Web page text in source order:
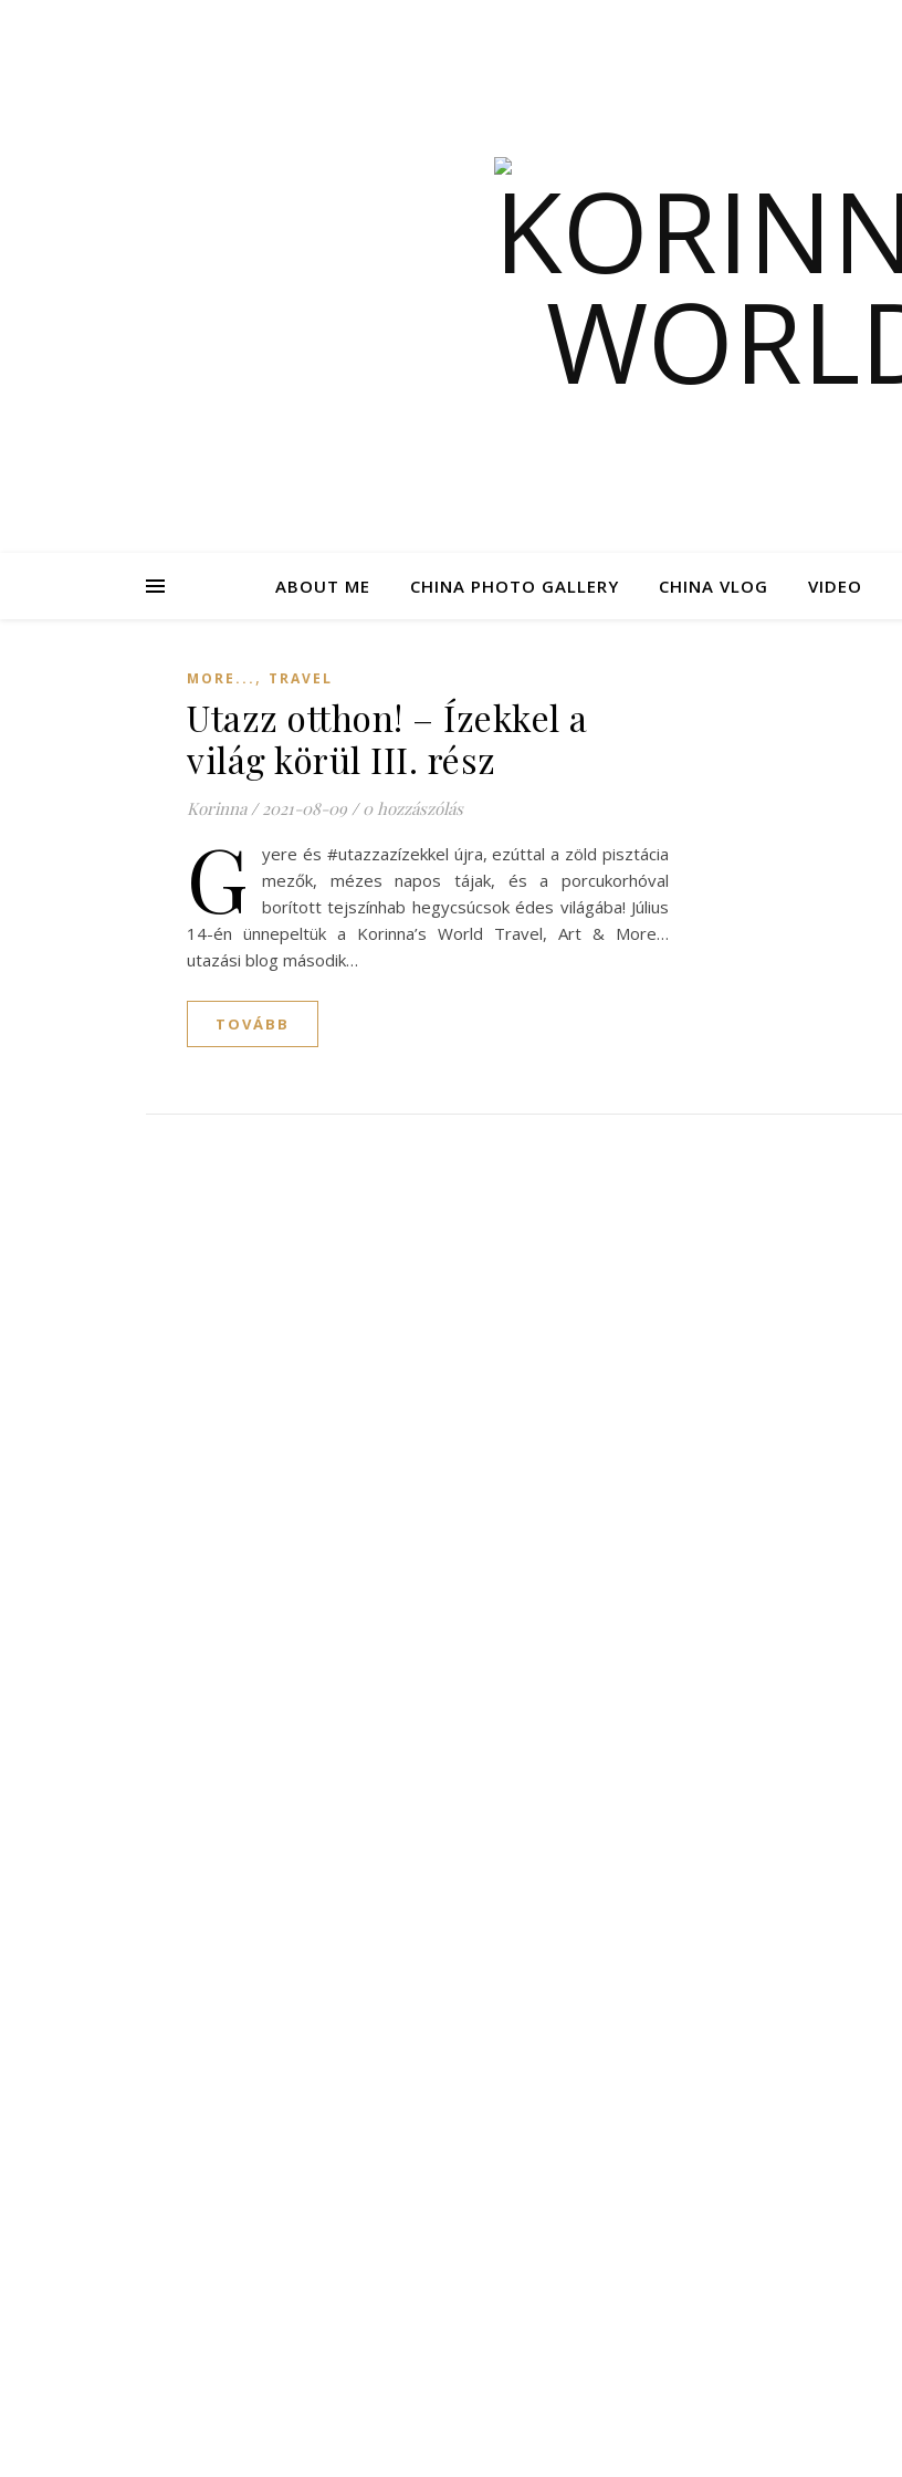
ABOUT ME CHINA PHOTO GALLERY CHINA VLOG VIDEO
MORE... , TRAVEL
Utazz otthon! – Ízekkel a
világ körül III. rész
Korinna / 2021-08-09 / 0 hozzászólás
G
yere és #utazzazízekkel újra, ezúttal a zöld pisztácia
mezők, mézes napos tájak, és a porcukorhóval
borított tejszínhab hegycsúcsok édes világába! Július
14-én ünnepeltük a Korinna’s World Travel, Art & More…
utazási blog második…
TOVÁBB